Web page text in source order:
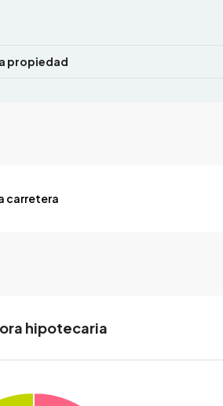
propiedad
carretera
hipotecaria